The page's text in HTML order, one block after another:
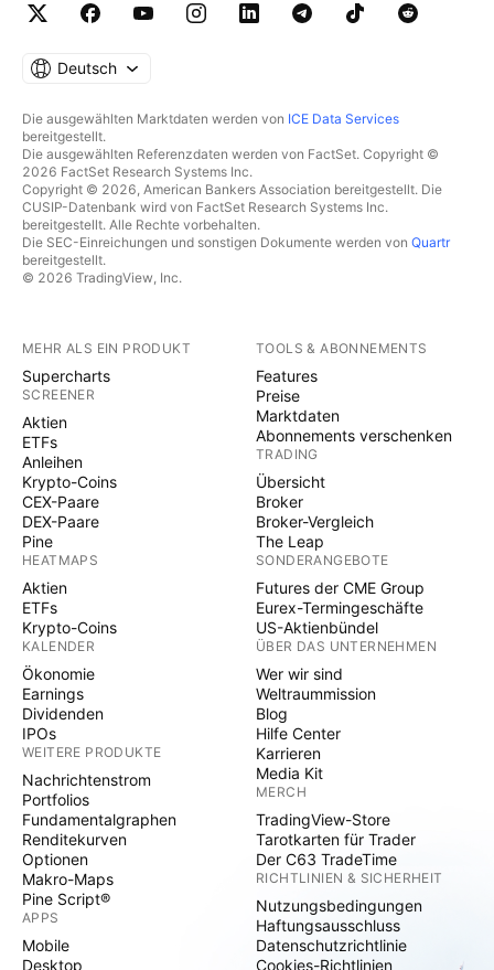
Deutsch
Die ausgewählten Marktdaten werden von ICE Data Services
bereitgestellt.
Die ausgewählten Referenzdaten werden von FactSet. Copyright ©
2026 FactSet Research Systems Inc.
Copyright © 2026, American Bankers Association bereitgestellt. Die
CUSIP-Datenbank wird von FactSet Research Systems Inc.
bereitgestellt. Alle Rechte vorbehalten.
Die SEC-Einreichungen und sonstigen Dokumente werden von Quartr
bereitgestellt.
© 2026 TradingView, Inc.
MEHR ALS EIN PRODUKT
Supercharts
SCREENER
Aktien
ETFs
Anleihen
Krypto-Coins
CEX-Paare
DEX-Paare
Pine
HEATMAPS
Aktien
ETFs
Krypto-Coins
KALENDER
Ökonomie
Earnings
Dividenden
IPOs
WEITERE PRODUKTE
Nachrichtenstrom
Portfolios
Fundamentalgraphen
Renditekurven
Optionen
Makro-Maps
Pine Script®
APPS
Mobile
Desktop
TOOLS & ABONNEMENTS
Features
Preise
Marktdaten
Abonnements verschenken
TRADING
Übersicht
Broker
Broker-Vergleich
The Leap
SONDERANGEBOTE
Futures der CME Group
Eurex-Termingeschäfte
US-Aktienbündel
ÜBER DAS UNTERNEHMEN
Wer wir sind
Weltraummission
Blog
Hilfe Center
Karrieren
Media Kit
MERCH
TradingView-Store
Tarotkarten für Trader
Der C63 TradeTime
RICHTLINIEN & SICHERHEIT
Nutzungsbedingungen
Haftungsausschluss
Datenschutzrichtlinie
Cookies-Richtlinien